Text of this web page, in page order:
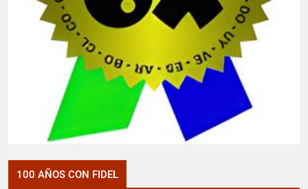
100 AÑOS CON FIDEL